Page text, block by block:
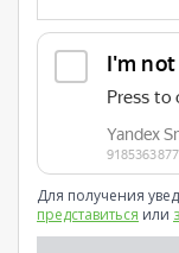
Для получения
представиться или